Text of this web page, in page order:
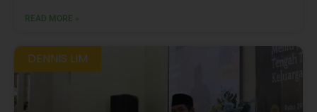
READ MORE »
DENNIS LIM